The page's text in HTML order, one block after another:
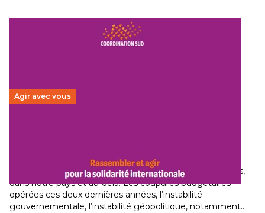
Agir avec vous
Le secteur humanitaire connaît des difficultés profondes,
dans notre pays et au-delà. Les coupures budgétaires
opérées ces deux dernières années, l’instabilité
gouvernementale, l’instabilité géopolitique, notamment…